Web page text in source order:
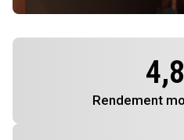
4,8
Rendement